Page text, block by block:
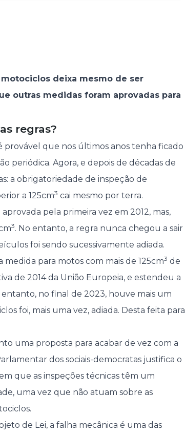
deixa mesmo de ser
outras medidas foram aprovadas para
regras?
provável que nos últimos anos tenha ficado
periódica. Agora, e depois de décadas de
a obrigatoriedade de inspeção de
a 125cm3 cai mesmo por terra.
pela primeira vez em 2012, mas,
3. No entanto, a regra nunca chegou a sair
foi sendo sucessivamente adiada.
para motos com mais de 125cm3 de
de 2014 da União Europeia, e estendeu a
no final de 2023, houve mais um
foi, mais uma vez, adiada. Desta feita para
uma proposta para acabar de vez com a
dos sociais-democratas justifica o
que as inspeções técnicas têm um
uma vez que não atuam sobre as
de Lei, a falha mecânica é uma das